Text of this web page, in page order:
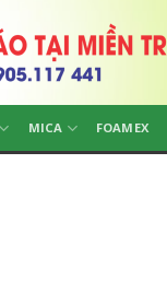
MICA FOAMEX